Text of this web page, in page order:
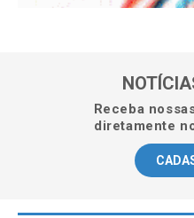
Receba
diretamente